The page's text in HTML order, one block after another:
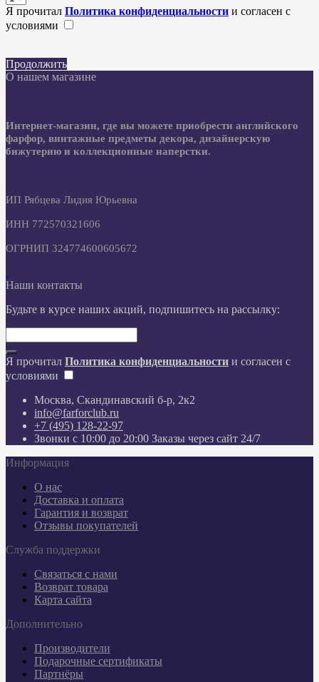
Я прочитал Политика конфиденциальности и согласен с
условиями
Продолжить
О нашем магазине
Интернет-магазин, где вы можете приобрести английского
фарфор, винтажные предметы декора, дизайнерскую
бижутерию и коллекционные наперстки.
ИП Рябцева Лидия Юрьевна
ИНН 772570321606
ОГРНИП 324774600605672
Наши контакты
Будьте в курсе наших акций, подпишитесь на рассылку:
Я прочитал Политика конфиденциальности и согласен с
условиями
Москва, Скандинавский б-р, 2к2
info@farforclub.ru
+7 (495) 128-22-97
Звонки c 10:00 до 20:00 Заказы через сайт 24/7
Информация
О нас
Доставка и оплата
Гарантия и возврат
Отзывы покупателей
Служба поддержки
Связаться с нами
Возврат товара
Карта сайта
Дополнительно
Производители
Подарочные сертификаты
Партнёры